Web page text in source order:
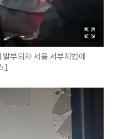
부되자 서울 서부지법에
1